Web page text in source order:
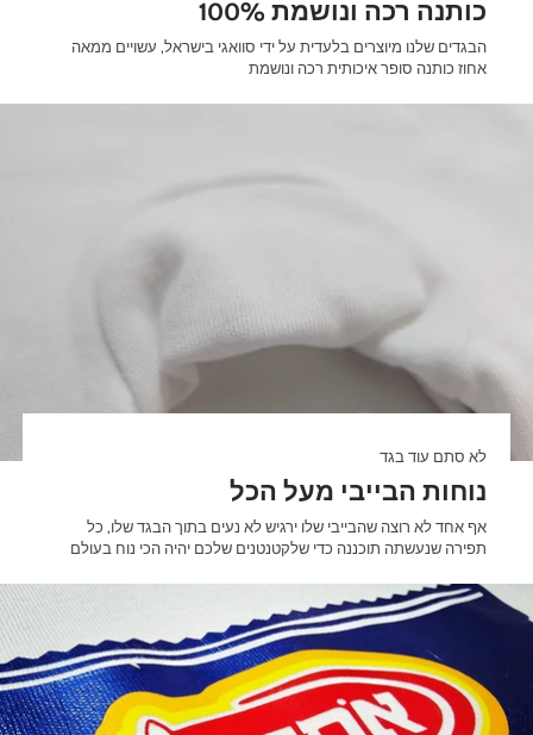
100% כותנה רכה ונושמת
הבגדים שלנו מיוצרים בלעדית על ידי סוואגי בישראל, עשויים ממאה
אחוז כותנה סופר איכותית רכה ונושמת
לא סתם עוד בגד
נוחות הבייבי מעל הכל
אף אחד לא רוצה שהבייבי שלו ירגיש לא נעים בתוך הבגד שלו, כל
תפירה שנעשתה תוכננה כדי שלקטנטנים שלכם יהיה הכי נוח בעולם